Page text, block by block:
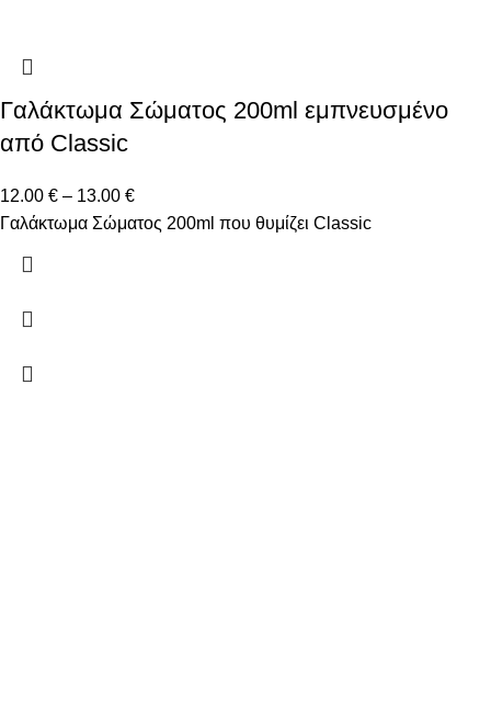
Γαλάκτωμα Σώματος 200ml εμπνευσμένο
από Classic
12.00 € – 13.00 €
Γαλάκτωμα Σώματος 200ml που θυμίζει Classic